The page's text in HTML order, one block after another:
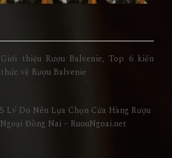
Giới thiệu Rượu Balvenie, Top 6 kiến
thức về Rượu Balvenie
5 Lý Do Nên Lựa Chọn Cửa Hàng Rượu
Ngoại Đồng Nai – RuouNgoai.net